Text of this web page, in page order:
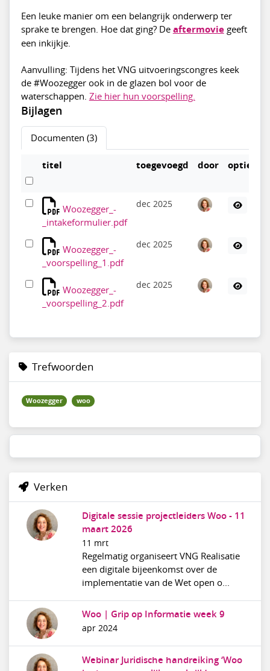
Een leuke manier om een belangrijk onderwerp ter
sprake te brengen. Hoe dat ging? De aftermoviegeeft
een inkijkje.
Aanvulling: Tijdens het VNG uitvoeringscongres keek
de #Woozegger ook in de glazen bol voor de
waterschappen. Zie hier hun voorspelling.
Bijlagen
Documenten (3)
titel toegevoegd door opties
Woozegger_-
_intakeformulier.pdf
dec 2025
Woozegger_-
_voorspelling_1.pdf
dec 2025
Woozegger_-
_voorspelling_2.pdf
dec 2025
Trefwoorden
Woozegger woo
Verken
Digitale sessie projectleiders Woo - 11
maart 2026
11 mrt
Regelmatig organiseert VNG Realisatie
een digitale bijeenkomst over de
implementatie van de Wet open o...
Woo | Grip op Informatie week 9
apr 2024
Webinar Juridische handreiking ‘Woo